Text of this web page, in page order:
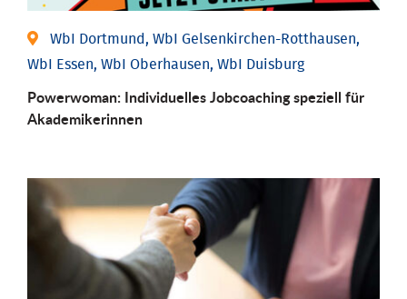
WbI Dortmund, WbI Gelsenkirchen-Rotthausen,
WbI Essen, WbI Oberhausen, WbI Duisburg
Powerwoman: Individu­elles Job­coaching speziell für
Aka­demiker­innen